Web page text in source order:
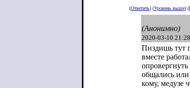
(Ответить) (Уровень выше) (
(Анонимно)
2020-03-10 21:28
Пиздишь тут
вместе
общались или
кому, медузе